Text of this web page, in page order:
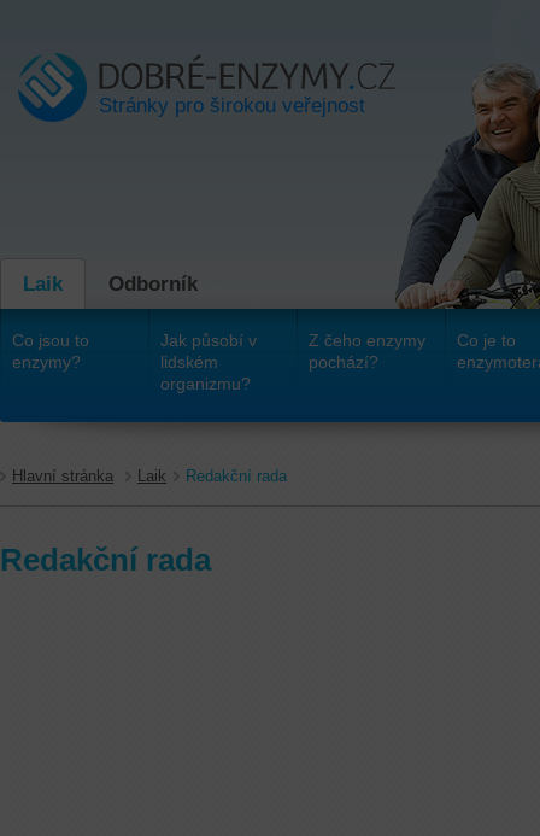
Stránky pro širokou veřejnost
Laik Odborník
Co jsou to
enzymy?
Jak působí v
lidském
organizmu?
Z čeho enzymy
pochází?
Co je to
Hlavní stránka Laik Redakční rada
Redakční rada